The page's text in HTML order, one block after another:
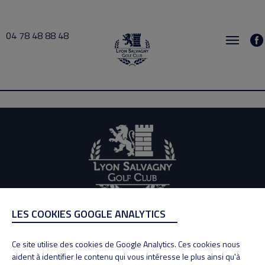
04 78 48 88 48
Tissié 2026-05-27 12:00 → 2026-05-27 13:00
ADRESSE
69890 La Tour de Salvagny
Tél : 04 78 48 88 48
LES COOKIES GOOGLE ANALYTICS
Ce site utilise des cookies de Google Analytics. Ces cookies nous
aident à identifier le contenu qui vous intéresse le plus ainsi qu'à